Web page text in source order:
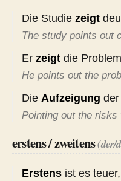
Die Studie zeigt
The study points out
Er zeigt die
He points out the
Die Aufzeigung
Pointing out the risks
erstens / zweitens(der/
Erstens ist es teuer,